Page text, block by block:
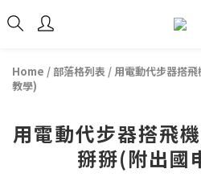
Home / 部落格列表 / 用電動代步器搭
教學)
用電動代步器搭飛
掰掰(附出國